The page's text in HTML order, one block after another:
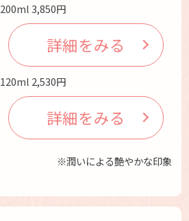
200ml 3,850円
詳細をみる
120ml 2,530円
詳細をみる
※潤いによる艶やかな印象